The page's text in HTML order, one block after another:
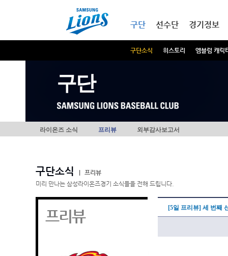
구단
구단소식 히스토리 엠블럼 캐릭
선수단 경기정보
구단
라이온즈 소식 프리뷰 외부감사보고서
구단소식
프리뷰
미리 만나는 삼성라이온즈경기 소식들을 전해 드립니다.
프리뷰 [5일 프리뷰] 세 번째